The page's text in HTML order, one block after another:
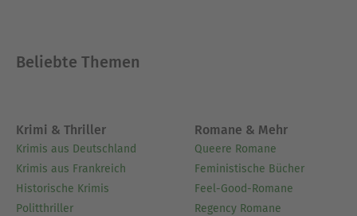
Beliebte Themen
Krimi & Thriller
Krimis aus Deutschland
Krimis aus Frankreich
Historische Krimis
Politthriller
Romane & Mehr
Queere Romane
Feministische Bücher
Feel-Good-Romane
Regency Romane